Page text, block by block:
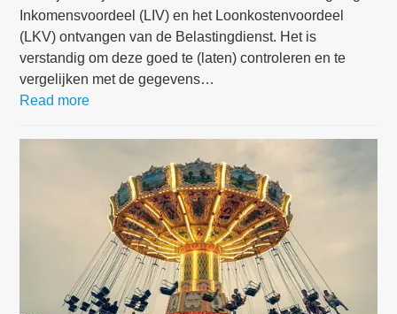
Inkomensvoordeel (LIV) en het Loonkostenvoordeel
(LKV) ontvangen van de Belastingdienst. Het is
verstandig om deze goed te (laten) controleren en te
vergelijken met de gegevens…
Read more